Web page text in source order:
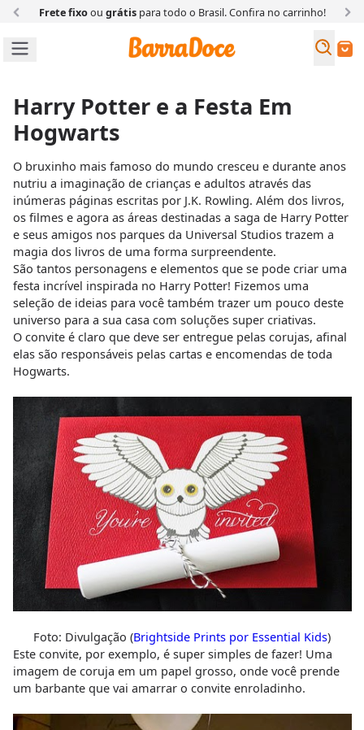
Clique e Retire:compre no site e retire na loja física
Buscar
Harry Potter e a Festa Em
Hogwarts
O bruxinho mais famoso do mundo cresceu e durante anos
nutriu a imaginação de crianças e adultos através das
inúmeras páginas escritas por J.K. Rowling. Além dos livros,
os filmes e agora as áreas destinadas a saga de Harry Potter
e seus amigos nos parques da Universal Studios trazem a
magia dos livros de uma forma surpreendente.
São tantos personagens e elementos que se pode criar uma
festa incrível inspirada no Harry Potter! Fizemos uma
seleção de ideias para você também trazer um pouco deste
universo para a sua casa com soluções super criativas.
O convite é claro que deve ser entregue pelas corujas, afinal
elas são responsáveis pelas cartas e encomendas de toda
Hogwarts.
Foto: Divulgação (Brightside Prints por Essential Kids)
Este convite, por exemplo, é super simples de fazer! Uma
imagem de coruja em um papel grosso, onde você prende
um barbante que vai amarrar o convite enroladinho.